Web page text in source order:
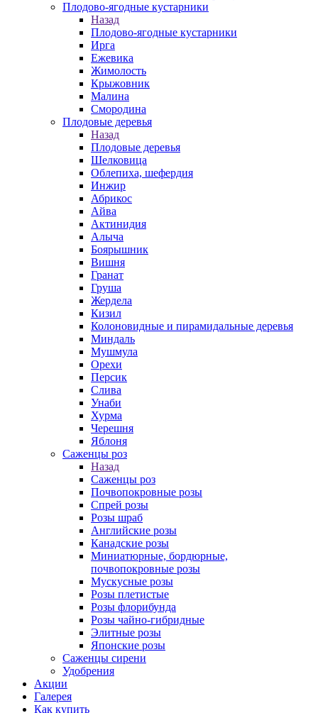
Плодово-ягодные кустарники
Назад
Плодово-ягодные кустарники
Ирга
Ежевика
Жимолость
Крыжовник
Малина
Смородина
Плодовые деревья
Назад
Плодовые деревья
Шелковица
Облепиха, шефердия
Инжир
Абрикос
Айва
Актинидия
Алыча
Боярышник
Вишня
Гранат
Груша
Жердела
Кизил
Колоновидные и пирамидальные деревья
Миндаль
Мушмула
Орехи
Персик
Слива
Унаби
Хурма
Черешня
Яблоня
Саженцы роз
Назад
Саженцы роз
Почвопокровные розы
Спрей розы
Розы шраб
Английские розы
Канадские розы
Миниатюрные, бордюрные,
почвопокровные розы
Мускусные розы
Розы плетистые
Розы флорибунда
Розы чайно-гибридные
Элитные розы
Японские розы
Саженцы сирени
Удобрения
Акции
Галерея
Как купить